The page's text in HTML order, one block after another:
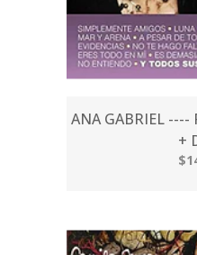
ANA GABRIEL ----
+